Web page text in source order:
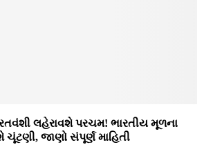
લહેરાવશે પરચમ! ભારતીય મૂળના
ચૂંટણી, જાણો સંપૂર્ણ માહિતી